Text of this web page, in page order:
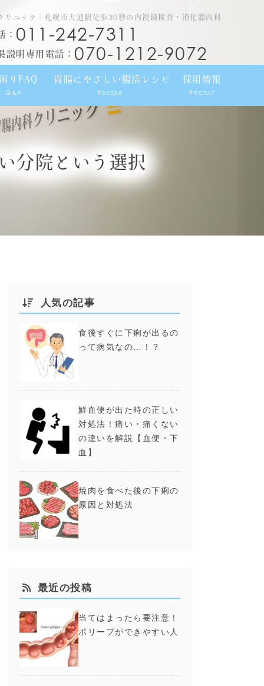
ニック｜札幌市大通駅徒歩30秒の内視鏡検査・消化器内科
： 011-242-7311
説明専用電話： 070-1212-9072
りFAQ
Q&A
胃腸にやさしい腸活レシピ
Recipe
採用情報
Recruit
分院という選択
人気の記事
食後すぐに下痢が出るの
って病気なの…！？
鮮血便が出た時の正しい
対処法！痛い・痛くない
の違いを解説【血便・下
血】
焼肉を食べた後の下痢の
原因と対処法
最近の投稿
当てはまったら要注意！
ポリープができやすい人